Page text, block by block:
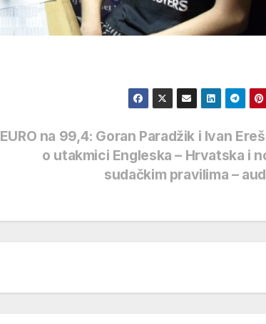
EURO na 99,4: Goran Paradžik i Ivan
o utakmici Engleska – Hrvatska i
sudačkim pravilima –